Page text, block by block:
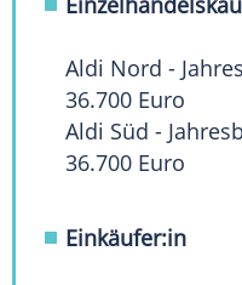
Aldi Nord -
36.700 Euro
Aldi Süd -
36.700 Euro
Einkäufer:in